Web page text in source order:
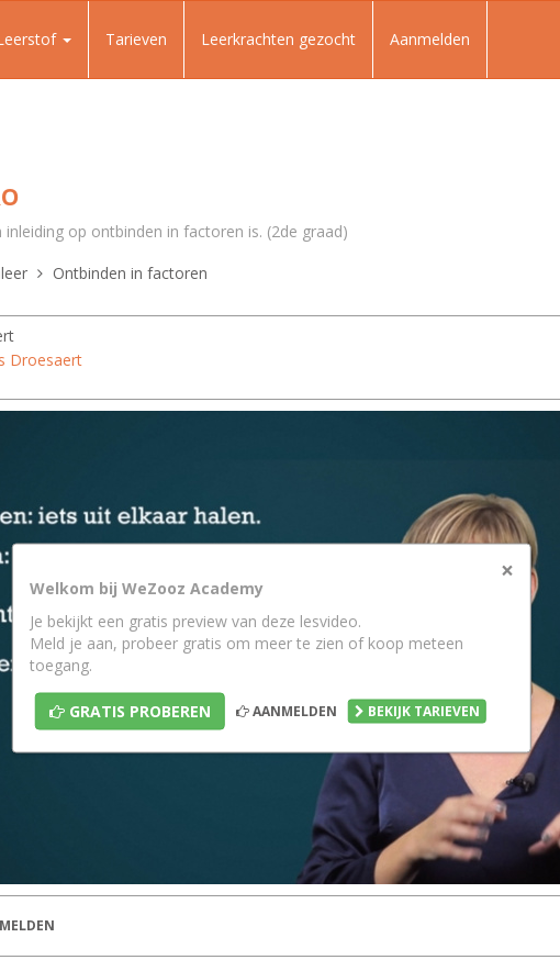
Tarieven Leerkrachten gezocht Aanmelden
op ontbinden in factoren is. (2de graad)
Ontbinden in factoren
Droesaert
×
Welkom bij WeZooz Academy
Je bekijkt een gratis preview van deze lesvideo.
Meld je aan, probeer gratis om meer te zien of koop meteen
toegang.
GRATIS PROBEREN AANMELDEN BEKIJK TARIEVEN